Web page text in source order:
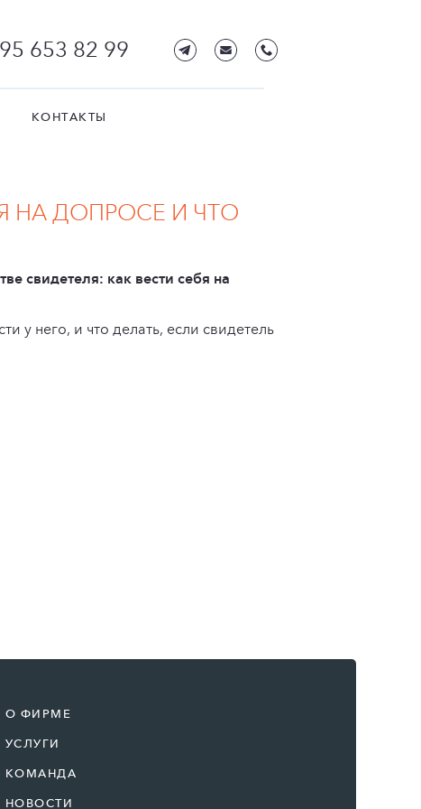
653 82 99
КОНТАКТЫ
НА ДОПРОСЕ И ЧТО
свидетеля: как вести себя на
у него, и что делать, если свидетель
О ФИРМЕ
УСЛУГИ
КОМАНДА
НОВОСТИ